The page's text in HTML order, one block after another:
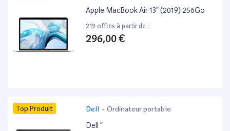
Apple MacBook Air 13” (2019) 256Go
219 offres à partir de :
296,00 €
Top Produit Dell - Ordinateur portable
Dell ”